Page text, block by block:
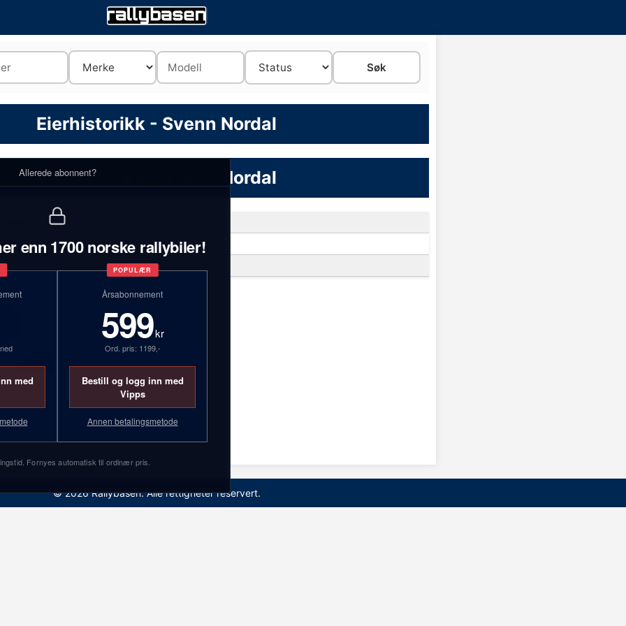
Eierhistorikk - Svenn Nordal
Allerede abonnent?
enn 1700 norske rallybiler!
med
POPULÆR
Årsabonnement
599kr
Ord. pris: 1199,-
Bestill og logg inn med
Vipps
Annen betalingsmetode
Fornyes automatisk til ordinær pris.
Eierhistorikk - Svenn Nordal
© 2026 Rallybasen. Alle rettigheter reservert.